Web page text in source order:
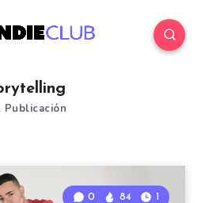
Publicación
0 84 1